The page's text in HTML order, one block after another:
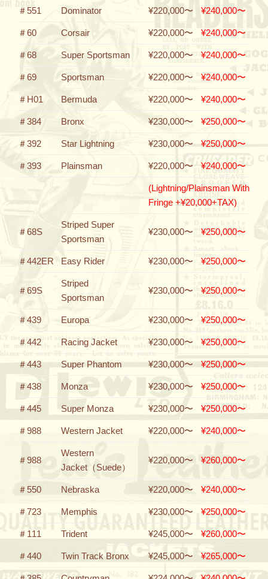
＃551 Dominator ¥220,000〜 ¥240,000〜
＃60 Corsair ¥220,000〜 ¥240,000〜
＃68 Super Sportsman ¥220,000〜 ¥240,000〜
＃69 Sportsman ¥220,000〜 ¥240,000〜
＃H01 Bermuda ¥220,000〜 ¥240,000〜
＃384 Bronx ¥230,000〜 ¥250,000〜
＃392 Star Lightning ¥230,000〜 ¥250,000〜
＃393 Plainsman ¥220,000〜 ¥240,000〜
(Lightning/Plainsman With
Fringe +¥20,000+TAX)
＃68S
Striped Super
Sportsman
¥230,000〜 ¥250,000〜
＃442ER Easy Rider ¥230,000〜 ¥250,000〜
＃69S
Striped
Sportsman
¥230,000〜 ¥250,000〜
＃439 Europa ¥230,000〜 ¥250,000〜
＃442 Racing Jacket ¥230,000〜 ¥250,000〜
＃443 Super Phantom ¥230,000〜 ¥250,000〜
＃438 Monza ¥230,000〜 ¥250,000〜
＃445 Super Monza ¥230,000〜 ¥250,000〜
＃988 Western Jacket ¥220,000〜 ¥240,000〜
＃988
Western
Jacket（Suede）
¥220,000〜 ¥260,000〜
＃550 Nebraska ¥220,000〜 ¥240,000〜
＃723 Memphis ¥230,000〜 ¥250,000〜
＃111 Trident ¥245,000〜 ¥260,000〜
＃440 Twin Track Bronx ¥245,000〜 ¥265,000〜